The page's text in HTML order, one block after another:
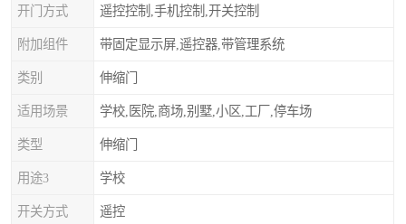
开门方式 遥控控制,手机控制,开关控制
附加组件 带固定显示屏,遥控器,带管理系统
类别 伸缩门
适用场景 学校,医院,商场,别墅,小区,工厂,停车场
类型 伸缩门
用途3 学校
开关方式 遥控